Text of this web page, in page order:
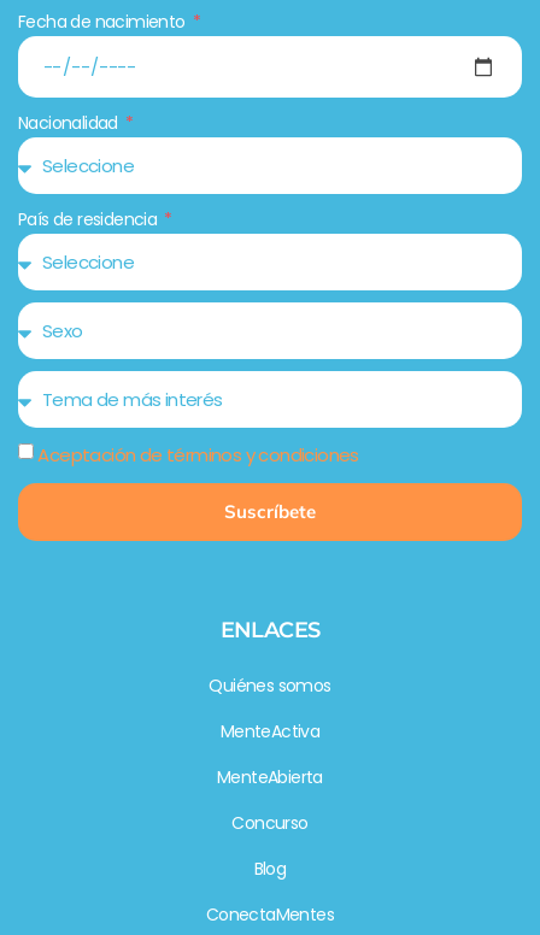
Fecha de nacimiento
Nacionalidad
País de residencia
Aceptación de términos y condiciones
Suscríbete
ENLACES
Quiénes somos
MenteActiva
MenteAbierta
Concurso
Blog
ConectaMentes